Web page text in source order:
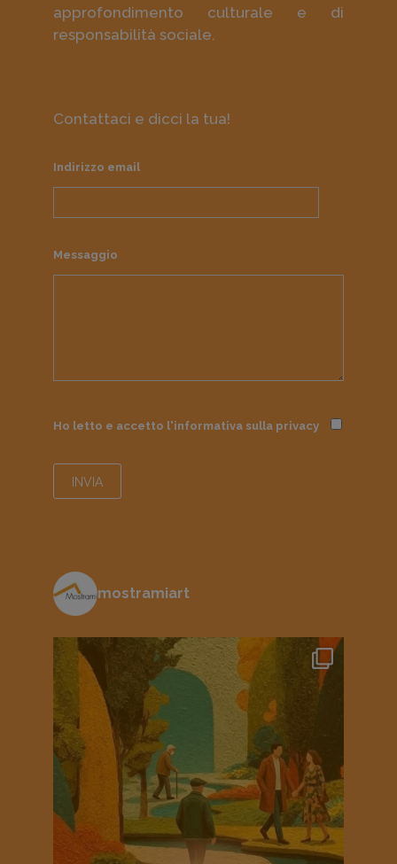
approfondimento culturale e di
responsabilità sociale.
Contattaci e dicci la tua!
Indirizzo email
Messaggio
Ho letto e accetto l'informativa sulla privacy
mostramiart